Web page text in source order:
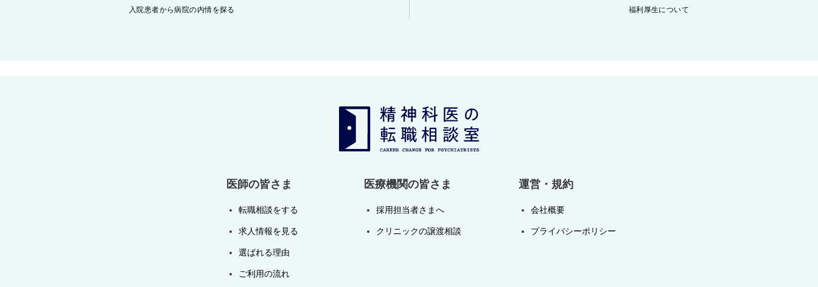
投入院患者から病院の内情を探る 福利厚生について
医師の皆さま
転職相談をする
求人情報を見る
選ばれる理由
ご利用の流れ
医療機関の皆さま
採用担当者さまへ
クリニックの譲渡相談
運営・規約
会社概要
プライバシーポリシー